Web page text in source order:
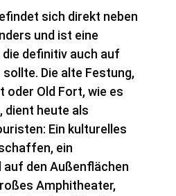
sich direkt neben
und ist eine
definitiv auch auf
Die alte Festung,
oder Old Fort, wie es
dient heute als
Ein kulturelles
ein
den Außenflächen
Amphitheater,